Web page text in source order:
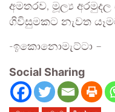
අමතරව, මූල්‍ය
ගිවිසුමකට නැවත
-ඉකොනොමැට්ටා –
Social Sharing